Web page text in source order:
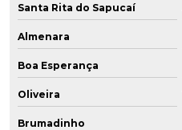
Santa Rita do Sapucaí
Almenara
Boa Esperança
Oliveira
Brumadinho